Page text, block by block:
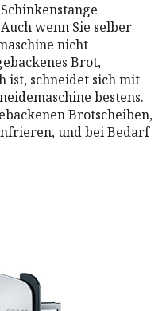
wenn Sie selber
nicht
Brot,
ist, schneidet sich mit
bestens.
Brotscheiben,
und bei Bedarf